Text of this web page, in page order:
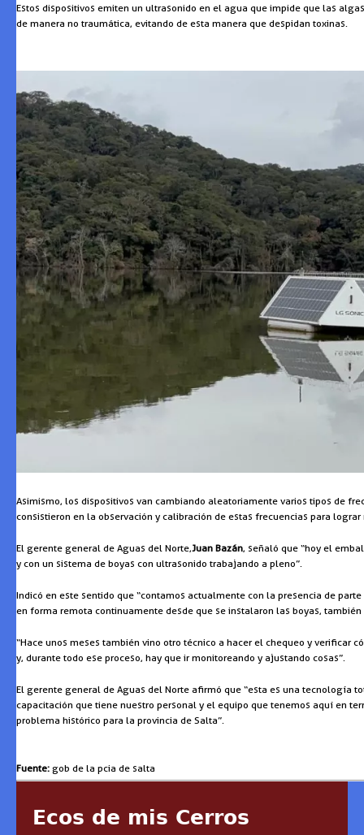
Estos dispositivos emiten un ultrasonido en el agua que impide que las
de manera no traumática, evitando de esta manera que despidan toxinas.
Asimismo, los dispositivos van cambiando aleatoriamente varios tipos de
consistieron en la observación y calibración de estas frecuencias para
El gerente general de Aguas del Norte,Juan Bazán, señaló que “hoy el
y con un sistema de boyas con ultrasonido trabajando a pleno”.
Indicó en este sentido que “contamos actualmente con la presencia de
en forma remota continuamente desde que se instalaron las boyas,
“Hace unos meses también vino otro técnico a hacer el chequeo y verificar
y, durante todo ese proceso, hay que ir monitoreando y ajustando cosas”.
El gerente general de Aguas del Norte afirmó que “esta es una tecnología
capacitación que tiene nuestro personal y el equipo que tenemos aquí en
problema histórico para la provincia de Salta”.
Fuente: gob de la pcia de salta
Ecos de mis Cerros